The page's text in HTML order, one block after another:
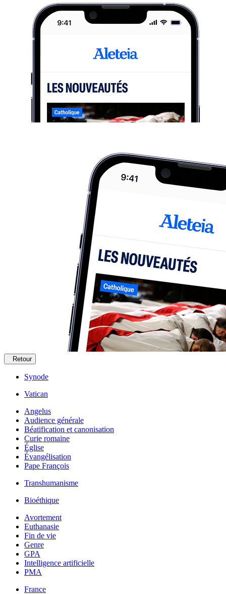
Retour
Synode
Vatican
Angelus
Audience générale
Béatification et canonisation
Curie romaine
Église
Évangélisation
Pape François
Transhumanisme
Bioéthique
Avortement
Euthanasie
Fin de vie
Genre
GPA
Intelligence artificielle
PMA
France